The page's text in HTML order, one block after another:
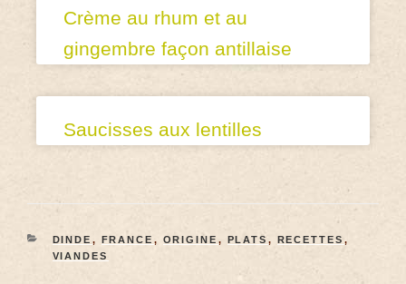
Crème au rhum et au
gingembre façon antillaise
Saucisses aux lentilles
DINDE , FRANCE , ORIGINE , PLATS , RECETTES ,
VIANDES